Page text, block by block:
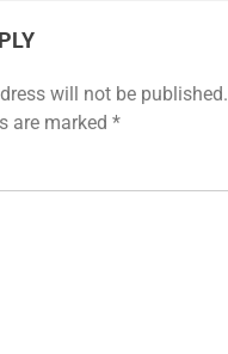
will not be published.
are marked *